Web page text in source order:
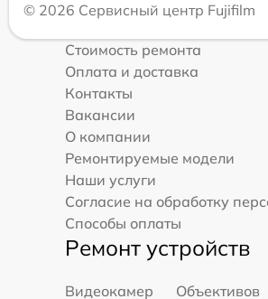
© 2026 Сервисный центр Fujifilm
Стоимость ремонта
Оплата и доставка
Контакты
Вакансии
О компании
Ремонтируемые модели
Наши услуги
Согласие на обработку
Способы оплаты
Ремонт устройств
Видеокамер
Объективов